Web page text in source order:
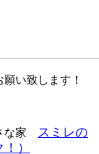
い致します！
な家
スミレの
）